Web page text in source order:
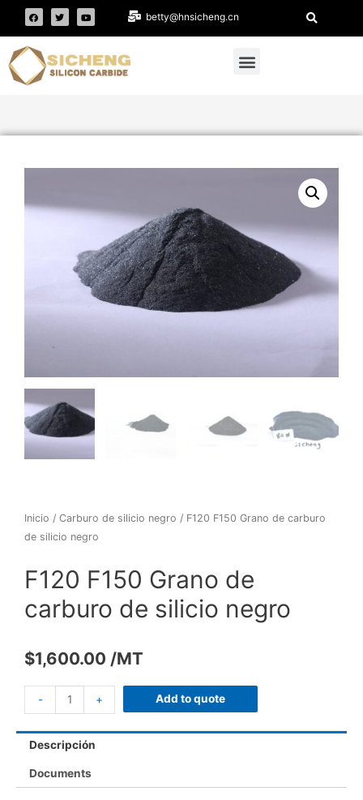
betty@hnsicheng.cn
Inicio / Carburo de silicio negro / F120 F150 Grano de carburo
de silicio negro
F120 F150 Grano de
carburo de silicio negro
$1,600.00 /MT
- + Add to quote
Descripción
Documents